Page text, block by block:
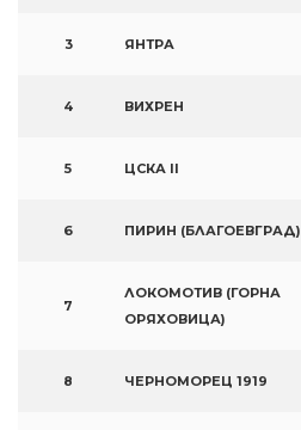
3 ЯНТРА
4 ВИХРЕН
5 ЦСКА II
6 ПИРИН (БЛАГОЕВГРАД)
7
ЛОКОМОТИВ (ГОРНА
ОРЯХОВИЦА)
8 ЧЕРНОМОРЕЦ 1919